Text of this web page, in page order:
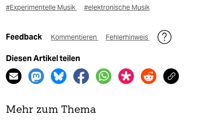
#Experimentelle Musik
#elektronische Musik
Feedback Kommentieren Fehlerhinweis
Diesen Artikel teilen
Mehr zum Thema